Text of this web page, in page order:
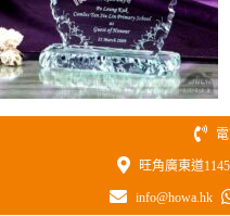
旺角廣東道
info@howa.hk